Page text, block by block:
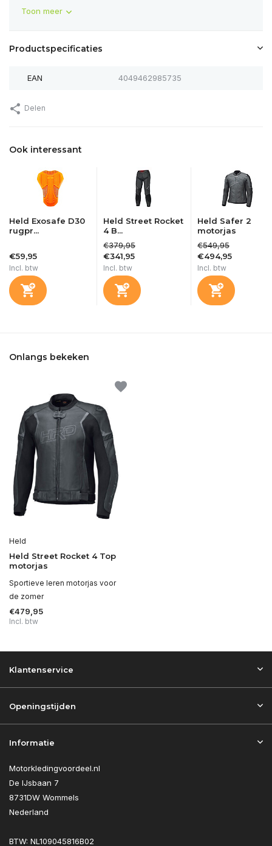
Toon meer
Productspecificaties
EAN 4049462985735
Delen
Ook interessant
Held Exosafe D30
rugpr...
€59,95
Incl. btw
Held Street Rocket
4 B...
€379,95
€341,95
Incl. btw
Held Safer 2
motorjas
€549,95
€494,95
Incl. btw
Onlangs bekeken
Held
Held Street Rocket 4 Top
motorjas
Sportieve leren motorjas voor
de zomer
€479,95
Incl. btw
Klantenservice
Openingstijden
Informatie
Motorkledingvoordeel.nl
De IJsbaan 7
8731DW Wommels
Nederland
BTW: NL109045816B02